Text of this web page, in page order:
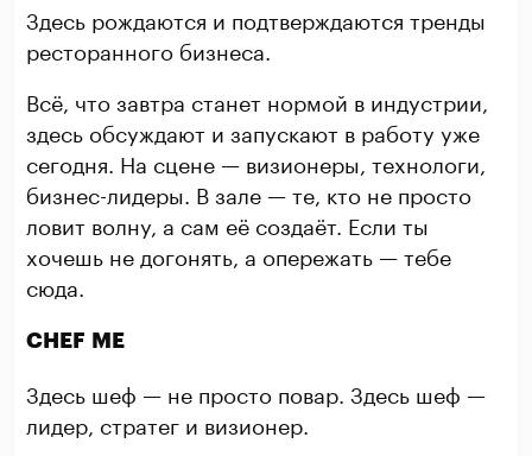
Здесь рождаются и подтверждаются тренды
ресторанного бизнеса.
Всё, что завтра станет нормой в индустрии,
здесь обсуждают и запускают в работу уже
сегодня. На сцене — визионеры, технологи,
бизнес-лидеры. В зале — те, кто не просто
ловит волну, а сам её создаёт. Если ты
хочешь не догонять, а опережать — тебе
сюда.
CHEF ME
Здесь шеф — не просто повар. Здесь шеф —
лидер, стратег и визионер.